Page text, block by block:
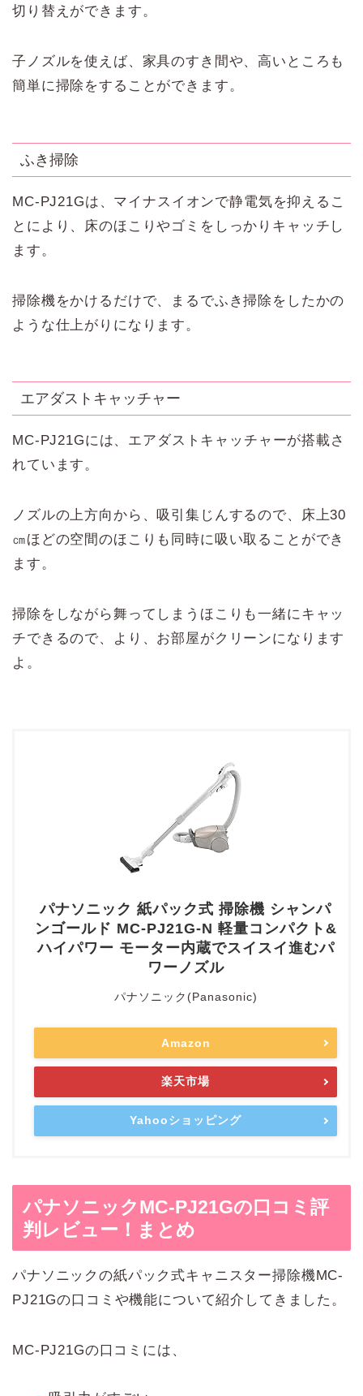
切り替えができます。
子ノズルを使えば、家具のすき間や、高いところも
簡単に掃除をすることができます。
ふき掃除
MC-PJ21Gは、マイナスイオンで静電気を抑えるこ
とにより、床のほこりやゴミをしっかりキャッチし
ます。
掃除機をかけるだけで、まるでふき掃除をしたかの
ような仕上がりになります。
エアダストキャッチャー
MC-PJ21Gには、エアダストキャッチャーが搭載さ
れています。
ノズルの上方向から、吸引集じんするので、床上30
㎝ほどの空間のほこりも同時に吸い取ることができ
ます。
掃除をしながら舞ってしまうほこりも一緒にキャッ
チできるので、より、お部屋がクリーンになります
よ。
パナソニック 紙パック式 掃除機 シャンパ
ンゴールド MC-PJ21G-N 軽量コンパクト&
ハイパワー モーター内蔵でスイスイ進むパ
ワーノズル
パナソニック(Panasonic)
Amazon
楽天市場
Yahooショッピング
パナソニックMC-PJ21Gの口コミ評
判レビュー！まとめ
パナソニックの紙パック式キャニスター掃除機MC-
PJ21Gの口コミや機能について紹介してきました。
MC-PJ21Gの口コミには、